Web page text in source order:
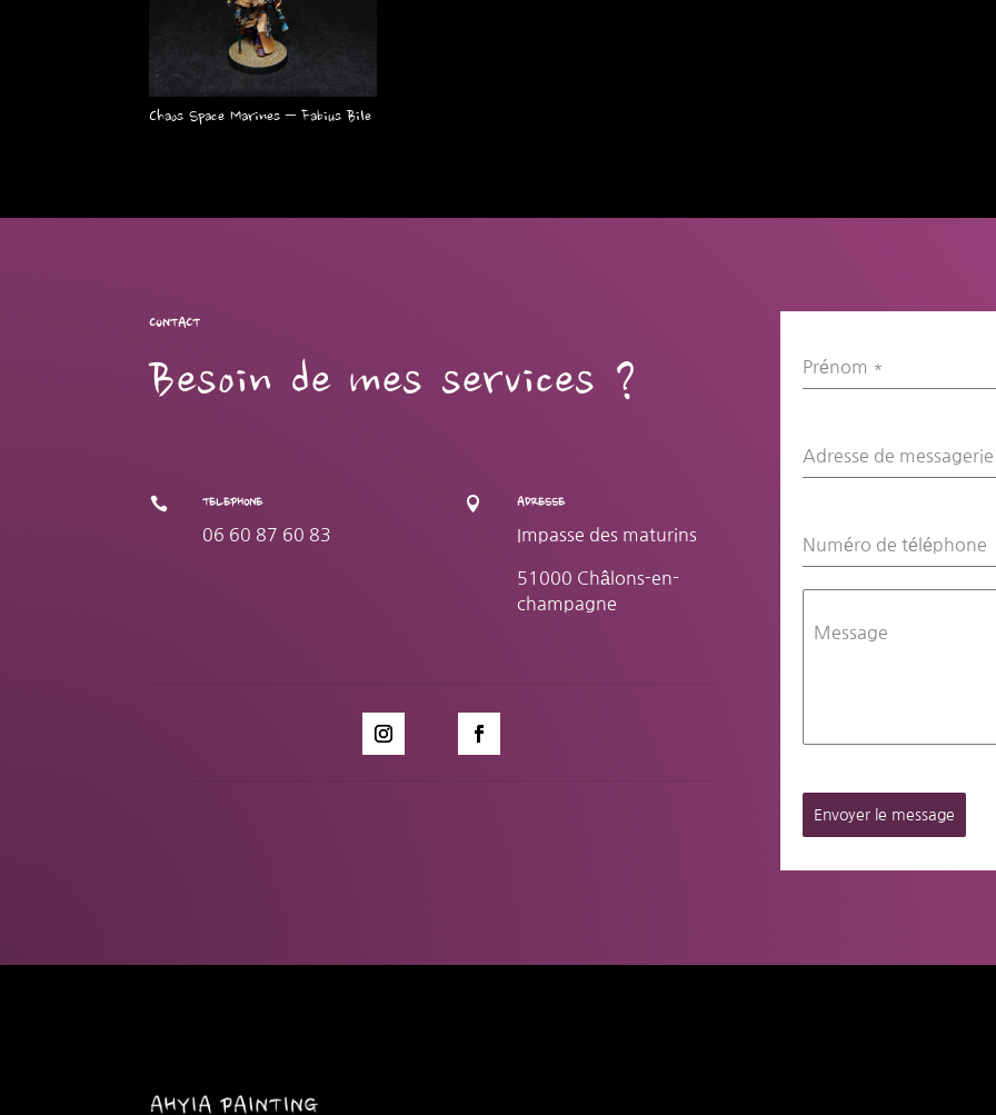
Chaos Space Marines – Fabius Bile
CONTACT
Besoin de mes services ?
 TELEPHONE
06 60 87 60 83
 ADRESSE
Impasse des maturins
51000 Châlons-en-
champagne
Prénom *
Adresse de
Numéro de téléphone
Message
Envoyer le message